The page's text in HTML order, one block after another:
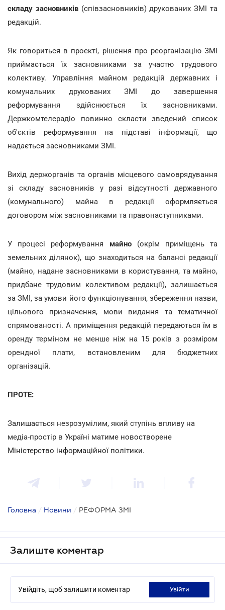
складу засновників (співзасновників) друкованих ЗМІ та
редакцій.
Як говориться в проекті, рішення про реорганізацію ЗМІ
приймається їх засновниками за участю трудового
колективу. Управління майном редакцій державних і
комунальних друкованих ЗМІ до завершення
реформування здійснюється їх засновниками.
Держкомтелерадіо повинно скласти зведений список
об'єктів реформування на підставі інформації, що
надається засновниками ЗМІ.
Вихід держорганів та органів місцевого самоврядування
зі складу засновників у разі відсутності державного
(комунального) майна в редакції оформляється
договором між засновниками та правонаступниками.
У процесі реформування майно(окрім приміщень та
земельних ділянок), що знаходиться на балансі редакції
(майно, надане засновниками в користування, та майно,
придбане трудовим колективом редакції), залишається
за ЗМІ, за умови його функціонування, збереження назви,
цільового призначення, мови видання та тематичної
спрямованості. А приміщення редакцій передаються їм в
оренду терміном не менше ніж на 15 років з розміром
орендної плати, встановленим для бюджетних
організацій.
ПРОТЕ:
Залишається незрозумілим, який ступінь впливу на
медіа-простір в Україні матиме новостворене
Міністерство інформаційної політики.
Головна / Новини / РЕФОРМА ЗМІ
Залиште коментар
Увійдіть, щоб залишити коментар увійти